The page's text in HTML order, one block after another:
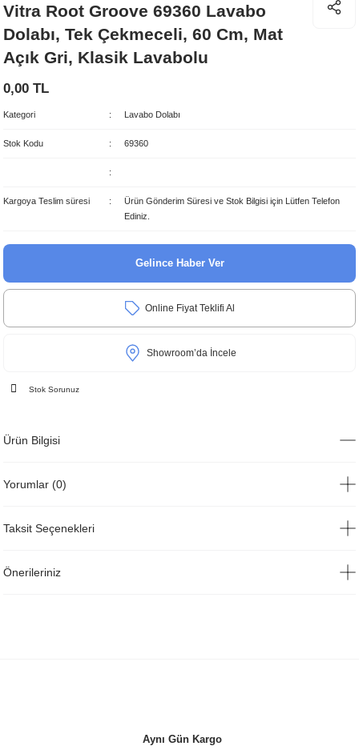
Vitra Root Groove 69360 Lavabo
Dolabı, Tek Çekmeceli, 60 Cm, Mat
Açık Gri, Klasik Lavabolu
0,00 TL
Kategori Lavabo Dolabı
Stok Kodu 69360
Kargoya Teslim süresi
Ürün Gönderim Süresi ve Stok Bilgisi için Lütfen Telefon
Ediniz.
Gelince Haber Ver
Online Fiyat Teklifi Al
Showroom’da İncele
Stok Sorunuz
Ürün Bilgisi
Yorumlar (0)
Taksit Seçenekleri
Önerileriniz
Aynı Gün Kargo